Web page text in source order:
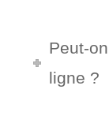
Peut-
ligne ?